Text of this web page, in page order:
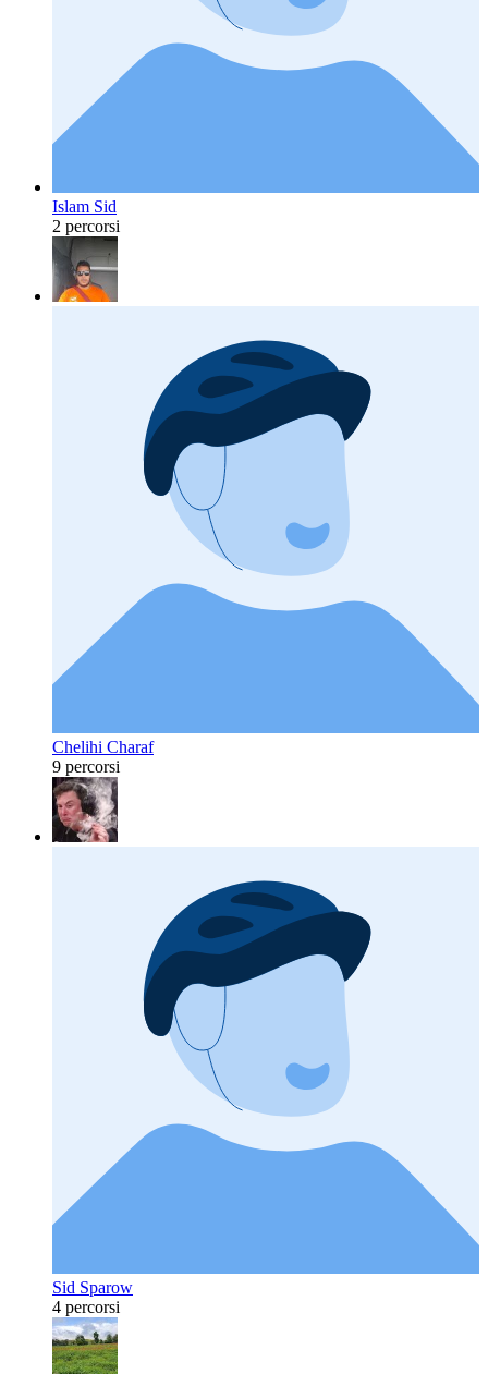
Islam Sid
2 percorsi
Chelihi Charaf
9 percorsi
Sid Sparow
4 percorsi